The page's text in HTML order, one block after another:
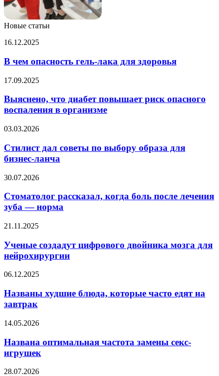
Новые статьи
В
опасность
гель-
лака
для
здоровья
16.12.2025
В чем опасность гель-лака для здоровья
Выяснено,
диабет
риск
воспаления
организме
17.09.2025
Выяснено, что диабет повышает риск опасного
воспаления в организме
Стилист
советы
по
выбору
для
ланча
03.03.2026
Стилист дал советы по выбору образа для
бизнес-ланча
Стоматолог
когда
боль
после
зуба
норма
30.07.2026
Стоматолог рассказал, когда боль после лечения
зуба — норма
Ученые
цифрового
двойника
мозга
нейрохирургии
21.11.2025
Ученые создадут цифрового двойника мозга для
нейрохирургии
Названы
блюда,
которые
часто
на
06.12.2025
Названы худшие блюда, которые часто едят на
завтрак
Названа
частота
замены
секс-
14.05.2026
Названа оптимальная частота замены секс-
игрушек
Почему
28.07.2026